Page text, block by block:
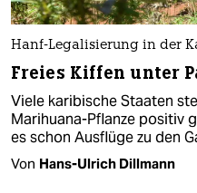
Hanf-Legalisierung in der
Freies Kiffen unter
Viele karibische Staaten
Marihuana-Pflanze positiv
es schon Ausflüge zu den
Von Hans-Ulrich Dillmann